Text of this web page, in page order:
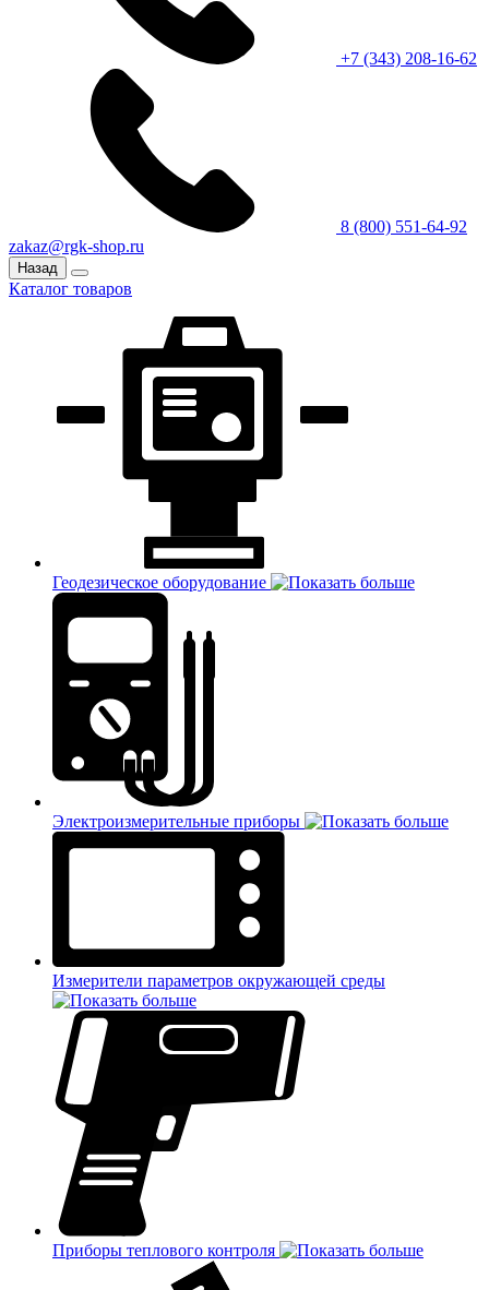
+7 (343) 208-16-62
8 (800) 551-64-92
zakaz@rgk-shop.ru
Назад
Каталог товаров
Геодезическое оборудование
Электроизмерительные приборы
Измерители параметров окружающей среды
Приборы теплового контроля